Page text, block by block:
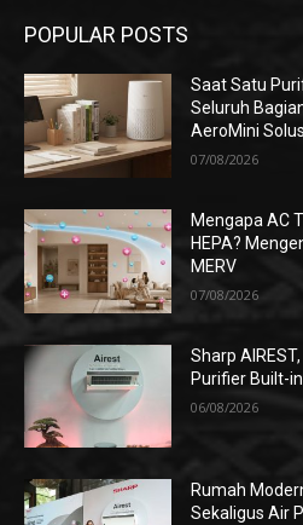
POPULAR POSTS
Saat Satu
Seluruh
AeroMini
07/08/2026
Mengapa AC
HEPA?
MERV
07/08/2026
Sharp
Purifier Built-
06/08/2026
Rumah
Sekaligus Air